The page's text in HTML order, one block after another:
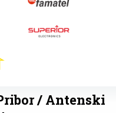
/ Antenski